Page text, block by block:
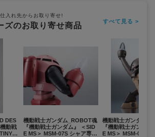
入れ先からお取り寄せ!
ズのお取り寄せ商品 すべて見る >
DES
動戦
』
機動戦士ガンダム_ROBOT魂
『機動戦士ガンダム』 ＜SID
E MS＞ MSM-07S シャア専用
機動戦士ガンダム
『機動戦士ガンダム
E MS＞ MSM-04 ア